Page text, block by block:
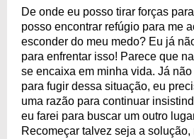
De onde eu posso tirar forças
posso encontrar refúgio para me
esconder do meu medo? Eu já
para enfrentar isso! Parece que
se encaixa em minha vida. Já
para fugir dessa situação, eu
uma razão para continuar
eu farei para buscar um outro
Recomeçar talvez seja a solução,